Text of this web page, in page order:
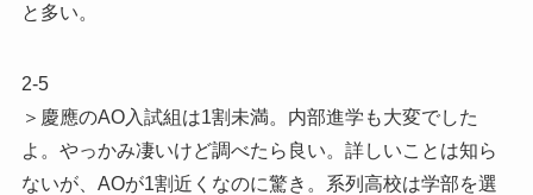
と多い。
2-5
＞慶應のAO入試組は1割未満。内部進学も大変でした
よ。やっかみ凄いけど調べたら良い。詳しいことは知ら
ないが、AOが1割近くなのに驚き。系列高校は学部を選